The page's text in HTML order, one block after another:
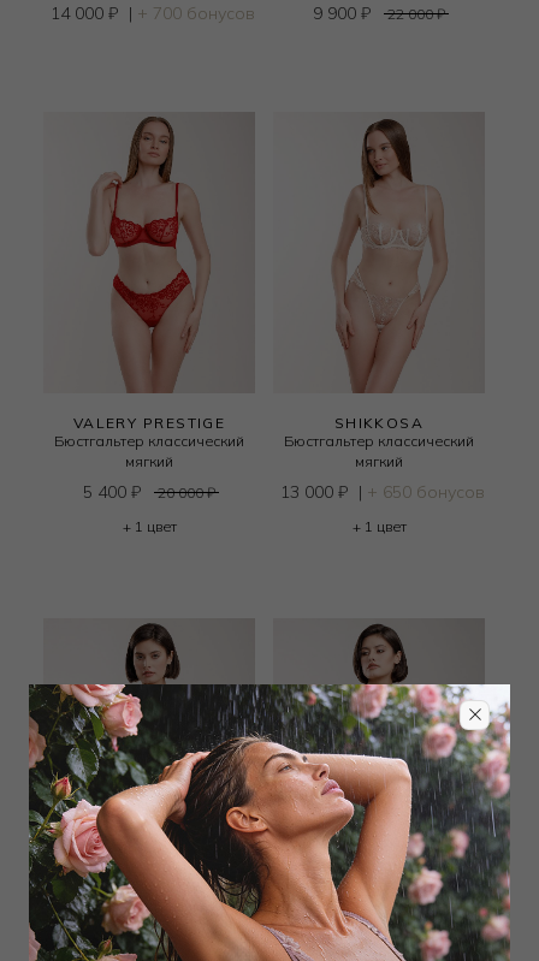
14 000 ₽ | + 700 бонусов 9 900 ₽ 22 000₽
VALERY PRESTIGE
Бюстгальтер классический
мягкий
5 400 ₽ 20 000₽
+ 1 цвет
SHIKKOSA
Бюстгальтер классический
мягкий
13 000 ₽ | + 650 бонусов
+ 1 цвет
RITRATTI MILANO
Бюстгальтер классический
COCO DE MER
Бюстгальтер классический